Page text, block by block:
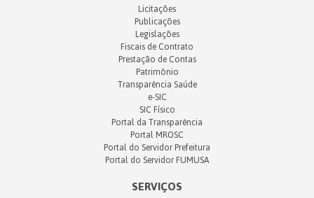
Licitações
Publicações
Legislações
Fiscais de Contrato
Prestação de Contas
Patrimônio
Transparência Saúde
e-SIC
SIC Físico
Portal da Transparência
Portal MROSC
Portal do Servidor Prefeitura
Portal do Servidor FUMUSA
SERVIÇOS